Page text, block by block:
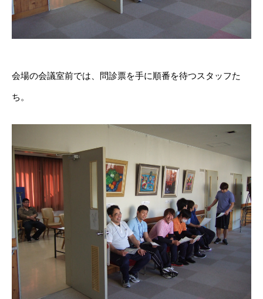
会場の会議室前では、問診票を手に順番を待つスタッフた
ち。